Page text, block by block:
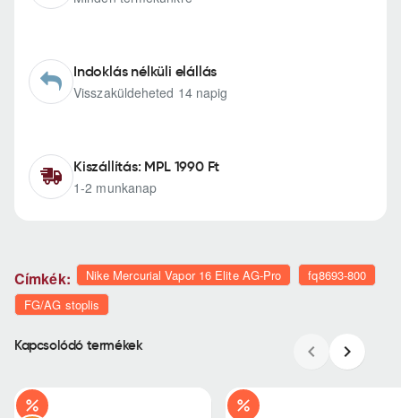
Indoklás nélküli elállás
Visszaküldeheted 14 napig
Kiszállítás: MPL 1990 Ft
1-2 munkanap
Címkék: Nike Mercurial Vapor 16 Elite AG-Pro
fq8693-800
FG/AG stoplis
Kapcsolódó termékek